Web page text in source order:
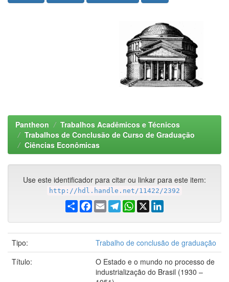
Pantheon
Trabalhos Acadêmicos e Técnicos
Trabalhos de Conclusão de Curso de Graduação
Ciências Econômicas
Use este identificador para citar ou linkar para este item:
http://hdl.handle.net/11422/2392
ShareFacebook
EmailTelegramWhatsApp
X
Tipo:
Trabalho de conclusão de graduação
Título:
O Estado e o mundo no processo de
industrialização do Brasil (1930 –